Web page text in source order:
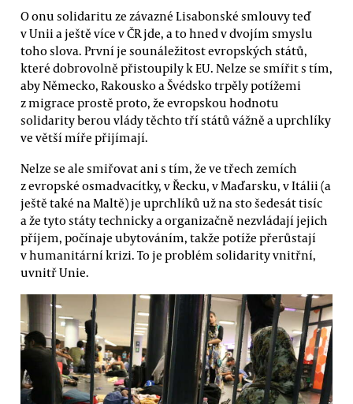
O onu solidaritu ze závazné Lisabonské smlouvy teď
v Unii a ještě více v ČR jde, a to hned v dvojím smyslu
toho slova. První je sounáležitost evropských států,
které dobrovolně přistoupily k EU. Nelze se smířit s tím,
aby Německo, Rakousko a Švédsko trpěly potížemi
z migrace prostě proto, že evropskou hodnotu
solidarity berou vlády těchto tří států vážně a uprchlíky
ve větší míře přijímají.
Nelze se ale smiřovat ani s tím, že ve třech zemích
z evropské osmadvacítky, v Řecku, v Maďarsku, v Itálii (a
ještě také na Maltě) je uprchlíků už na sto šedesát tisíc
a že tyto státy technicky a organizačně nezvládají jejich
příjem, počínaje ubytováním, takže potíže přerůstají
v humanitární krizi. To je problém solidarity vnitřní,
uvnitř Unie.